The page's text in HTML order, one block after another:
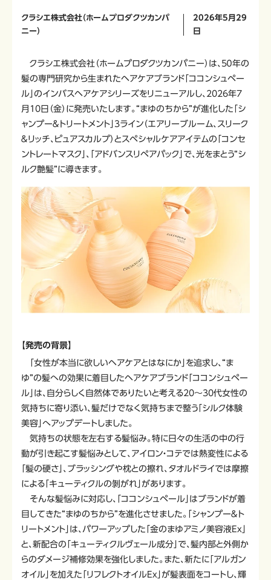
クラシエ株式会社（ホームプロダクツカンパ
ニー）
2026年5月29
日
クラシエ株式会社（ホームプロダクツカンパニー）は、5０年の
髪の専門研究から生まれたヘアケアブランド「ココンシュペー
ル」のインバスヘアケアシリーズをリニューアルし、2026年7
月10日（金）に発売いたします。“まゆのちから”が進化した「シ
ャンプー＆トリートメント」3ライン（エアリーブルーム、スリーク
＆リッチ、ピュアスカルプ）とスペシャルケアアイテムの「コンセ
ントレートマスク」、「アドバンスリペアパック」で、光をまとう“シ
ルク艶髪”に導きます。
【発売の背景】
「女性が本当に欲しいヘアケアとはなにか」を追求し、“ま
ゆ”の髪への効果に着目したヘアケアブランド「ココンシュペー
ル」は、自分らしく自然体でありたいと考える20～30代女性の
気持ちに寄り添い、髪だけでなく気持ちまで整う「シルク体験
美容」へアップデートしました。
気持ちの状態を左右する髪悩み。特に日々の生活の中の行
動が引き起こす髪悩みとして、アイロン・コテでは熱変性による
「髪の硬さ」、ブラッシングや枕との擦れ、タオルドライでは摩擦
による「キューティクルの剝がれ」があります。
そんな髪悩みに対応し、「ココンシュペール」はブランドが着
目してきた“まゆのちから”を進化させました。「シャンプー＆ト
リートメント」は、パワーアップした「金のまゆアミノ美容液Ex」
と、新配合の「キューティクルヴェール成分」で、髪内部と外側か
らのダメージ補修効果を強化しました。また、新たに「アルガン
オイル」を加えた「リフレクトオイルEx」が髪表面をコートし、輝